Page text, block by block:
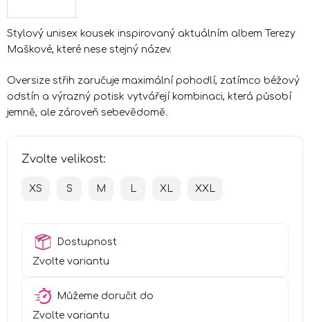
Stylový unisex kousek inspirovaný aktuálním albem Terezy
Maškové, které nese stejný název.
Oversize střih zaručuje maximální pohodlí, zatímco béžový
odstín a výrazný potisk vytvářejí kombinaci, která působí
jemně, ale zároveň sebevědomě.
Zvolte velikost:
XS S M L XL XXL
Dostupnost
Zvolte variantu
Můžeme doručit do
Zvolte variantu